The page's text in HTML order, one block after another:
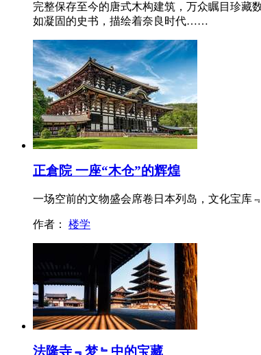
完整保存至今的唐式木构建筑，万众瞩目珍藏
如凝固的史书，描绘着奈良时代……
正倉院 一座“木仓”的辉煌
一场空前的文物盛会席卷日本列岛，文化宝库
作者： 楼学
法隆寺﹃梦﹄中的宝藏